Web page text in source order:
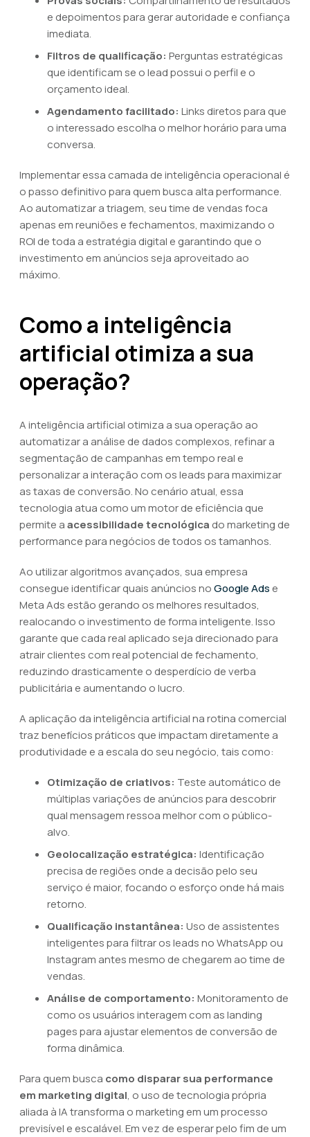
e depoimentos para gerar autoridade e confiança
imediata.
Filtros de qualificação: Perguntas estratégicas
que identificam se o lead possui o perfil e o
orçamento ideal.
Agendamento facilitado: Links diretos para que
o interessado escolha o melhor horário para uma
conversa.
Implementar essa camada de inteligência operacional é
o passo definitivo para quem busca alta performance.
Ao automatizar a triagem, seu time de vendas foca
apenas em reuniões e fechamentos, maximizando o
ROI de toda a estratégia digital e garantindo que o
investimento em anúncios seja aproveitado ao
máximo.
Como a inteligência
artificial otimiza a sua
operação?
A inteligência artificial otimiza a sua operação ao
automatizar a análise de dados complexos, refinar a
segmentação de campanhas em tempo real e
personalizar a interação com os leads para maximizar
as taxas de conversão. No cenário atual, essa
tecnologia atua como um motor de eficiência que
permite aacessibilidade tecnológica do marketing de
performance para negócios de todos os tamanhos.
Ao utilizar algoritmos avançados, sua empresa
consegue identificar quais anúncios noGoogle Ads e
Meta Ads estão gerando os melhores resultados,
realocando o investimento de forma inteligente. Isso
garante que cada real aplicado seja direcionado para
atrair clientes com real potencial de fechamento,
reduzindo drasticamente o desperdício de verba
publicitária e aumentando o lucro.
A aplicação da inteligência artificial na rotina comercial
traz benefícios práticos que impactam diretamente a
produtividade e a escala do seu negócio, tais como:
Otimização de criativos: Teste automático de
múltiplas variações de anúncios para descobrir
qual mensagem ressoa melhor com o público-
alvo.
Geolocalização estratégica: Identificação
precisa de regiões onde a decisão pelo seu
serviço é maior, focando o esforço onde há mais
retorno.
Qualificação instantânea: Uso de assistentes
inteligentes para filtrar os leads no WhatsApp ou
Instagram antes mesmo de chegarem ao time de
vendas.
Análise de comportamento: Monitoramento de
como os usuários interagem com as landing
pages para ajustar elementos de conversão de
forma dinâmica.
Para quem busca como disparar sua performance
em marketing digital, o uso de tecnologia própria
aliada à IA transforma o marketing em um processo
previsível e escalável. Em vez de esperar pelo fim de um